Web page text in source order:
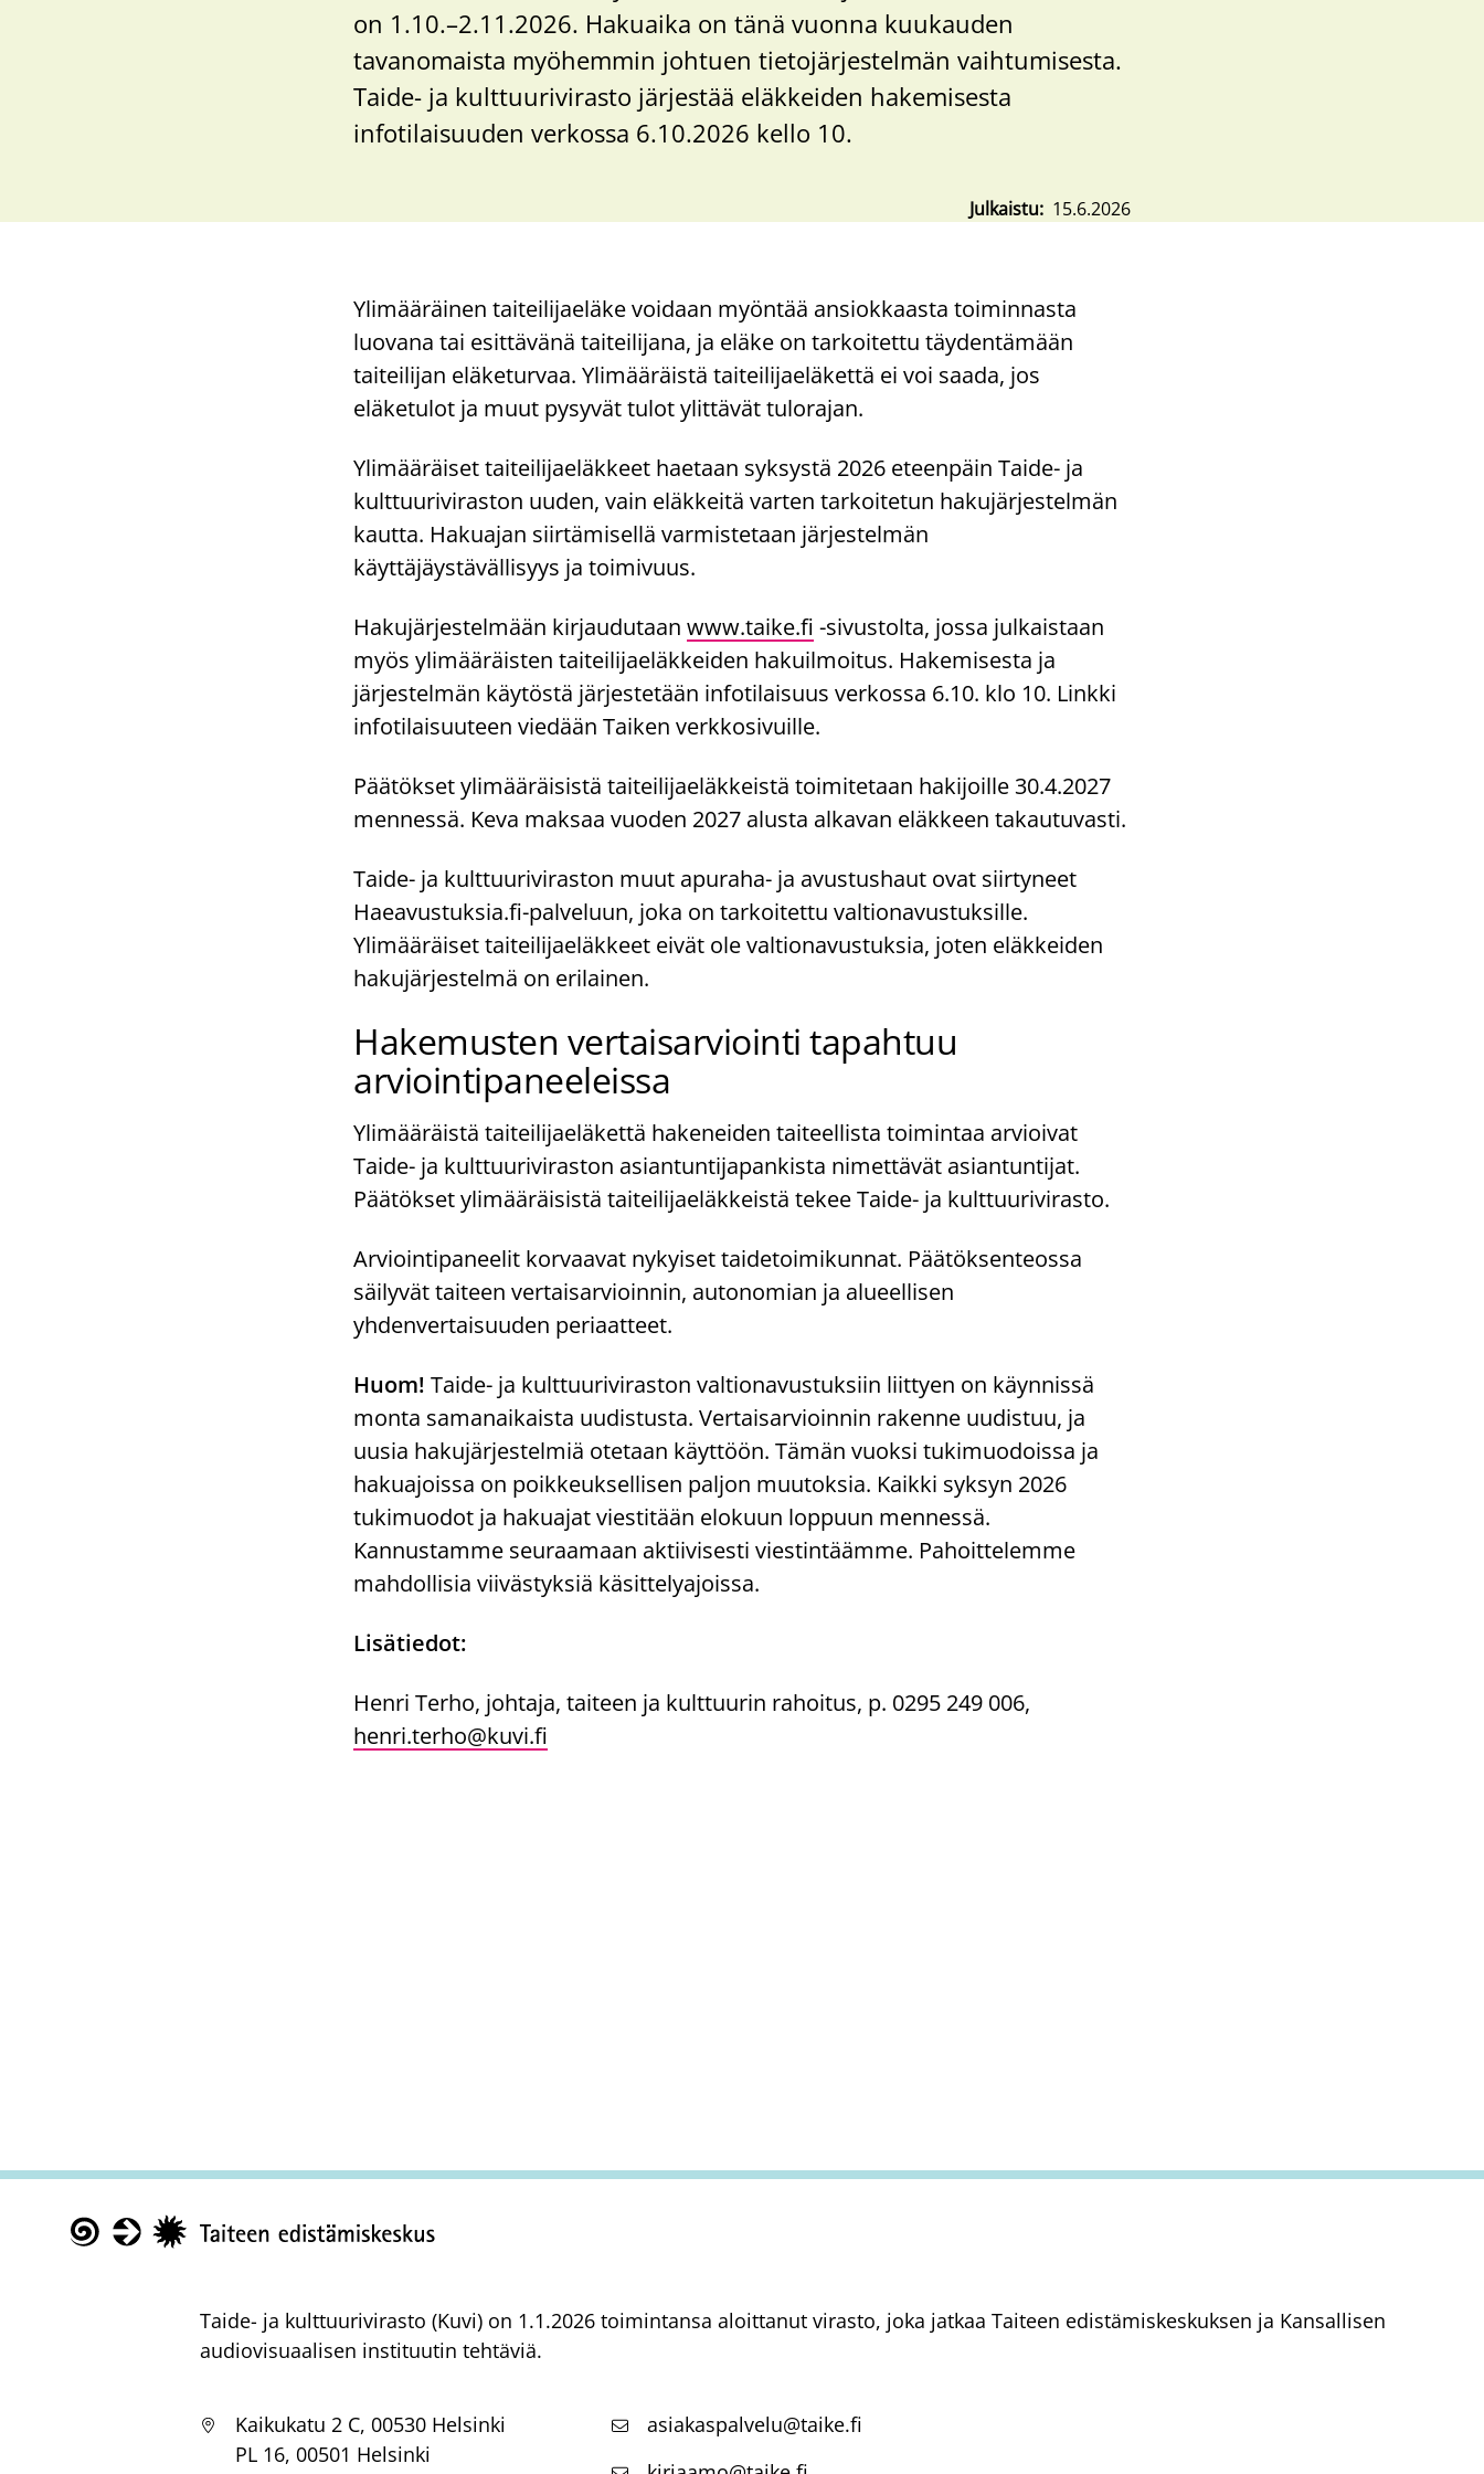
on 1.10.–2.11.2026. Hakuaika on tänä vuonna kuukauden
tavanomaista myöhemmin johtuen tietojärjestelmän vaihtumisesta.
Taide- ja kulttuurivirasto järjestää eläkkeiden hakemisesta
infotilaisuuden verkossa 6.10.2026 kello 10.
Julkaistu 15.6.2026
Ylimääräinen taiteilijaeläke voidaan myöntää ansiokkaasta toiminnasta
luovana tai esittävänä taiteilijana, ja eläke on tarkoitettu täydentämään
taiteilijan eläketurvaa. Ylimääräistä taiteilijaeläkettä ei voi saada, jos
eläketulot ja muut pysyvät tulot ylittävät tulorajan.
Ylimääräiset taiteilijaeläkkeet haetaan syksystä 2026 eteenpäin Taide- ja
kulttuuriviraston uuden, vain eläkkeitä varten tarkoitetun hakujärjestelmän
kautta. Hakuajan siirtämisellä varmistetaan järjestelmän
käyttäjäystävällisyys ja toimivuus.
Hakujärjestelmään kirjaudutaan www.taike.fi -sivustolta, jossa julkaistaan
myös ylimääräisten taiteilijaeläkkeiden hakuilmoitus. Hakemisesta ja
järjestelmän käytöstä järjestetään infotilaisuus verkossa 6.10. klo 10. Linkki
infotilaisuuteen viedään Taiken verkkosivuille.
Päätökset ylimääräisistä taiteilijaeläkkeistä toimitetaan hakijoille 30.4.2027
mennessä. Keva maksaa vuoden 2027 alusta alkavan eläkkeen takautuvasti.
Taide- ja kulttuuriviraston muut apuraha- ja avustushaut ovat siirtyneet
Haeavustuksia.fi-palveluun, joka on tarkoitettu valtionavustuksille.
Ylimääräiset taiteilijaeläkkeet eivät ole valtionavustuksia, joten eläkkeiden
hakujärjestelmä on erilainen.
Hakemusten vertaisarviointi tapahtuu
arviointipaneeleissa
Ylimääräistä taiteilijaeläkettä hakeneiden taiteellista toimintaa arvioivat
Taide- ja kulttuuriviraston asiantuntijapankista nimettävät asiantuntijat.
Päätökset ylimääräisistä taiteilijaeläkkeistä tekee Taide- ja kulttuurivirasto.
Arviointipaneelit korvaavat nykyiset taidetoimikunnat. Päätöksenteossa
säilyvät taiteen vertaisarvioinnin, autonomian ja alueellisen
yhdenvertaisuuden periaatteet.
Huom! Taide- ja kulttuuriviraston valtionavustuksiin liittyen on käynnissä
monta samanaikaista uudistusta. Vertaisarvioinnin rakenne uudistuu, ja
uusia hakujärjestelmiä otetaan käyttöön. Tämän vuoksi tukimuodoissa ja
hakuajoissa on poikkeuksellisen paljon muutoksia. Kaikki syksyn 2026
tukimuodot ja hakuajat viestitään elokuun loppuun mennessä.
Kannustamme seuraamaan aktiivisesti viestintäämme. Pahoittelemme
mahdollisia viivästyksiä käsittelyajoissa.
Lisätiedot:
Henri Terho, johtaja, taiteen ja kulttuurin rahoitus, p. 0295 249 006,
henri.terho@kuvi.fi
Taide- ja kulttuurivirasto (Kuvi) on 1.1.2026 toimintansa aloittanut virasto, joka jatkaa Taiteen edistämiskeskuksen ja Kansallisen
audiovisuaalisen instituutin tehtäviä.
Kaikukatu 2 C, 00530 Helsinki
PL 16, 00501 Helsinki
asiakaspalvelu@taike.fi